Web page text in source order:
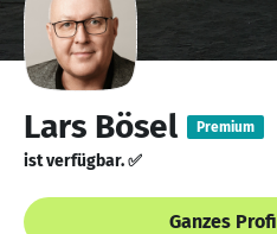
Lars Bösel Premium
ist verfügbar. ✅
Ganzes